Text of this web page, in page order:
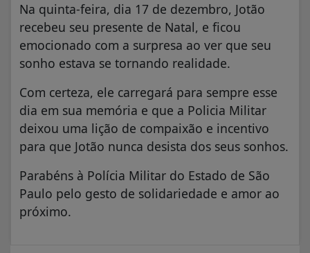
Na quinta-feira, dia 17 de dezembro, Jotão
recebeu seu presente de Natal, e ficou
emocionado com a surpresa ao ver que seu
sonho estava se tornando realidade.
Com certeza, ele carregará para sempre esse
dia em sua memória e que a Policia Militar
deixou uma lição de compaixão e incentivo
para que Jotão nunca desista dos seus sonhos.
Parabéns à Polícia Militar do Estado de São
Paulo pelo gesto de solidariedade e amor ao
próximo.